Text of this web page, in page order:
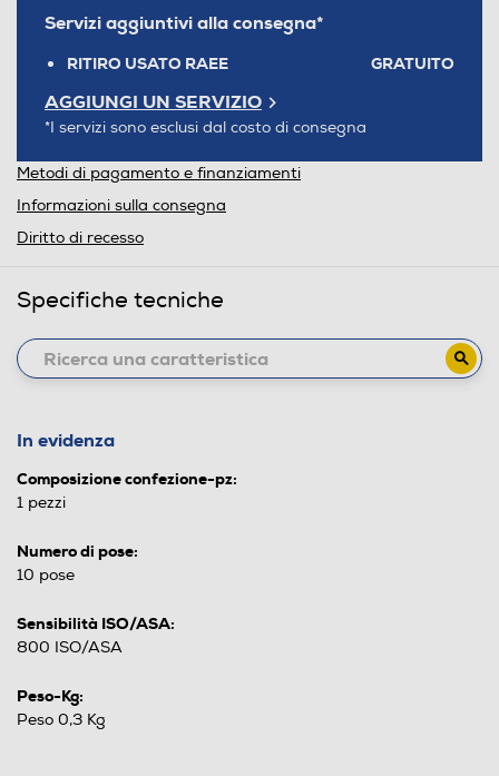
Servizi aggiuntivi alla consegna*
RITIRO USATO RAEE GRATUITO
AGGIUNGI UN SERVIZIO
*I servizi sono esclusi dal costo di consegna
Metodi di pagamento e finanziamenti
Informazioni sulla consegna
Diritto di recesso
Specifiche tecniche
In evidenza
Composizione confezione-pz:
1 pezzi
Numero di pose:
10 pose
Sensibilità ISO/ASA:
800 ISO/ASA
Peso-Kg:
Peso 0,3 Kg